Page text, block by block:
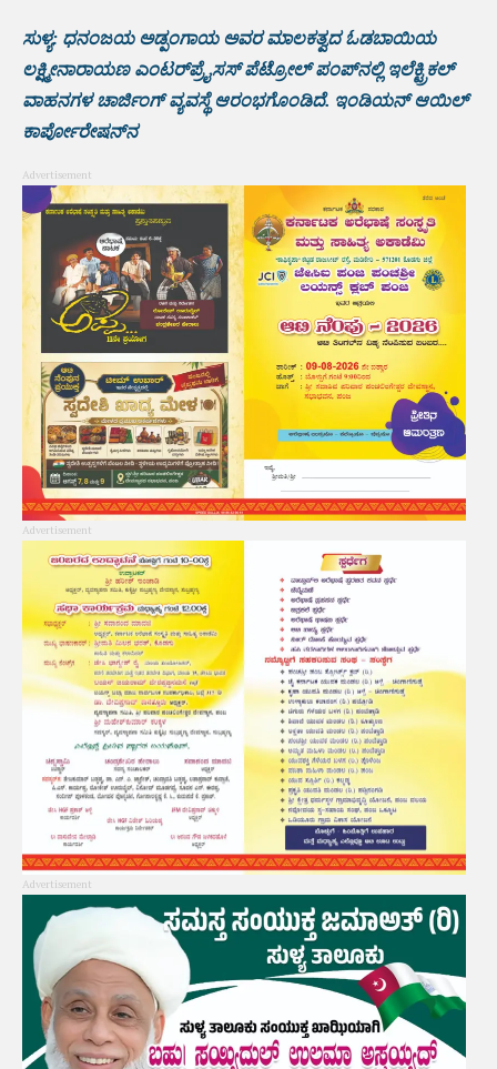
ಸುಳ್ಯ: ಧನಂಜಯ ಅಡ್ಪಂಗಾಯ ಅವರ ಮಾಲಕತ್ವದ ಓಡಬಾಯಿಯ
ಲಕ್ಷ್ಮೀನಾರಾಯಣ ಎಂಟರ್‌ಪ್ರೈಸಸ್‌ ಪೆಟ್ರೋಲ್ ಪಂಪ್‌ನಲ್ಲಿ ಇಲೆಕ್ಟ್ರಿಕಲ್
ವಾಹನಗಳ ಚಾರ್ಜಿಂಗ್ ವ್ಯವಸ್ಥೆ ಆರಂಭಗೊಂಡಿದೆ. ಇಂಡಿಯನ್ ಆಯಿಲ್
ಕಾರ್ಪೋರೇಷನ್‌ನ
Advertisement
Advertisement
Advertisement